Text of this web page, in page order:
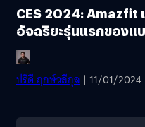
CES 2024: Amazfit
อัจฉริยะรุ่นแรกของแ
ปรีดี ฤกษ์วลีกุล | 11/01/2024